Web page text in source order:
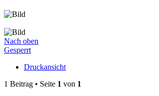
Nach oben
Gesperrt
Druckansicht
1 Beitrag • Seite 1 von 1